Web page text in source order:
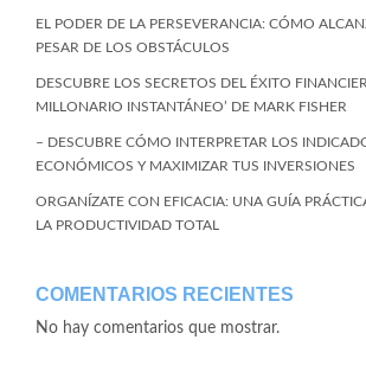
EL PODER DE LA PERSEVERANCIA: CÓMO
PESAR DE LOS OBSTÁCULOS
DESCUBRE LOS SECRETOS DEL ÉXITO
MILLONARIO INSTANTÁNEO’ DE MARK FISHER
– DESCUBRE CÓMO INTERPRETAR LOS
ECONÓMICOS Y MAXIMIZAR TUS INVERSIONES
ORGANÍZATE CON EFICACIA: UNA GUÍA
LA PRODUCTIVIDAD TOTAL
COMENTARIOS RECIENTES
No hay comentarios que mostrar.